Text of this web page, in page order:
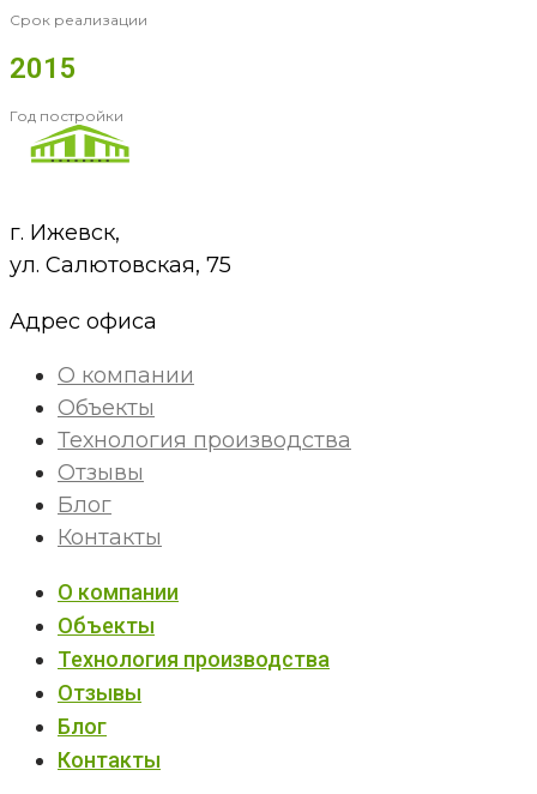
Срок реализации
2015
Год постройки
г. Ижевск,
ул. Салютовская, 75
Адрес офиса
О компании
Объекты
Технология производства
Отзывы
Блог
Контакты
О компании
Объекты
Технология производства
Отзывы
Блог
Контакты